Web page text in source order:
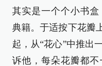
其实是一个个小书
典籍。于适按下花瓣
起，从“花心”中推出
诉他，每朵花瓣都不